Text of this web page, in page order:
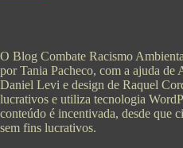
O Blog Combate Racismo
por Tania Pacheco, com a ajuda de
Daniel Levi e design de Raquel
lucrativos e utiliza tecnologia
conteúdo é incentivada, desde que
sem fins lucrativos.